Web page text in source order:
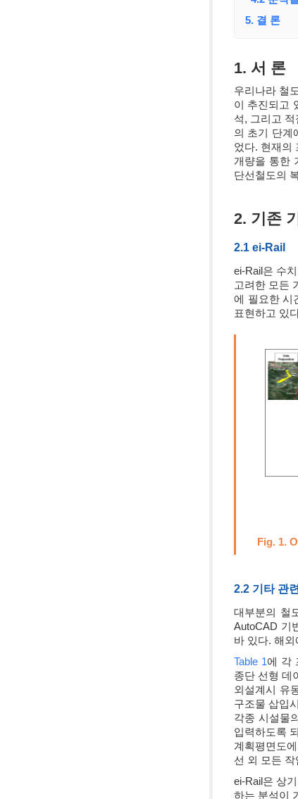
5. 결 론
1. 서 론
우리나라 철
이 추진되고
석, 그리고
의 초기 단계
었다. 현재의
개량을 통한
단선철도의
2. 기존
2.1 ei-Rail
ei-Rail은 수
고려한 모든
에 필요한 시
표현하고 있
Fig. 1.
2.2 기타 관
대부분의 철
AutoCAD 기
바 있다. 해
Table 1에 각
종단 선형 데
외설계시 유
구조물 삽입
각종 시설물
입력하도록
계획평면도
선 외 모든
ei-Rail은 상
하는 분석이